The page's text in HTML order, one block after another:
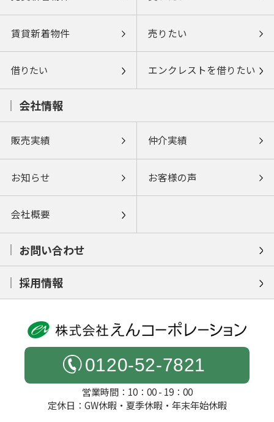
賃貸新着物件 売りたい
借りたい エンクレストを借りたい
会社情報
販売実績 仲介実績
お知らせ お客様の声
会社概要
お問い合わせ
採用情報
0120-52-7821
営業時間：10：00 - 19：00
定休日：GW休暇・夏季休暇・年末年始休暇